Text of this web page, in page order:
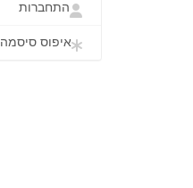
התחברות
איפוס סיסמה